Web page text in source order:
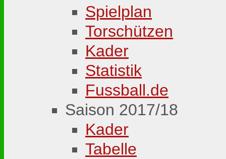
Spielplan
Torschützen
Kader
Statistik
Fussball.de
Saison 2017/18
Kader
Tabelle